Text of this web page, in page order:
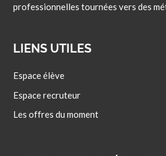
professionnelles tournées vers des
LIENS UTILES
Espace élève
Espace recruteur
Les offres du moment